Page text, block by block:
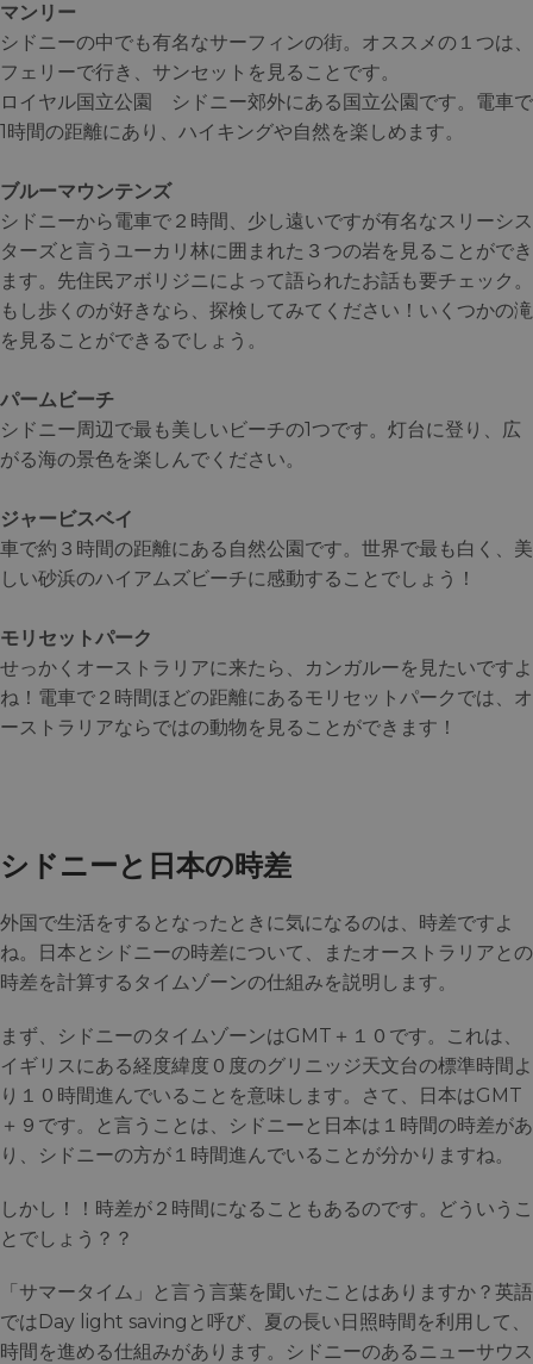
マンリー
シドニーの中でも有名なサーフィンの街。オススメの１つは、
フェリーで行き、サンセットを見ることです。
ロイヤル国立公園 シドニー郊外にある国立公園です。電車で
1時間の距離にあり、ハイキングや自然を楽しめます。
ブルーマウンテンズ
シドニーから電車で２時間、少し遠いですが有名なスリーシス
ターズと言うユーカリ林に囲まれた３つの岩を見ることができ
ます。先住民アボリジニによって語られたお話も要チェック。
もし歩くのが好きなら、探検してみてください！いくつかの滝
を見ることができるでしょう。
パームビーチ
シドニー周辺で最も美しいビーチの1つです。灯台に登り、広
がる海の景色を楽しんでください。
ジャービスベイ
車で約３時間の距離にある自然公園です。世界で最も白く、美
しい砂浜のハイアムズビーチに感動することでしょう！
モリセットパーク
せっかくオーストラリアに来たら、カンガルーを見たいですよ
ね！電車で２時間ほどの距離にあるモリセットパークでは、オ
ーストラリアならではの動物を見ることができます！
シドニーと日本の時差
外国で生活をするとなったときに気になるのは、時差ですよ
ね。日本とシドニーの時差について、またオーストラリアとの
時差を計算するタイムゾーンの仕組みを説明します。
まず、シドニーのタイムゾーンはGMT＋１０です。これは、
イギリスにある経度緯度０度のグリニッジ天文台の標準時間よ
り１０時間進んでいることを意味します。さて、日本はGMT
＋９です。と言うことは、シドニーと日本は１時間の時差があ
り、シドニーの方が１時間進んでいることが分かりますね。
しかし！！時差が２時間になることもあるのです。どういうこ
とでしょう？？
「サマータイム」と言う言葉を聞いたことはありますか？英語
ではDay light savingと呼び、夏の長い日照時間を利用して、
時間を進める仕組みがあります。シドニーのあるニューサウス